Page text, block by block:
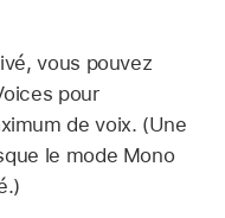
vous pouvez
pour
de voix. (Une
le mode Mono